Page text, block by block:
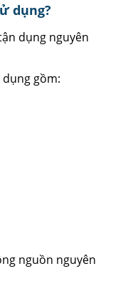
dụng?
dụng nguyên
gồm:
nguồn nguyên